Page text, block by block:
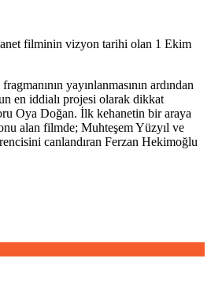
filminin vizyon tarihi olan 1 Ekim
yayınlanmasının ardından
en iddialı projesi olarak dikkat
Oya Doğan. İlk kehanetin bir araya
alan filmde; Muhteşem Yüzyıl ve
canlandıran Ferzan Hekimoğlu